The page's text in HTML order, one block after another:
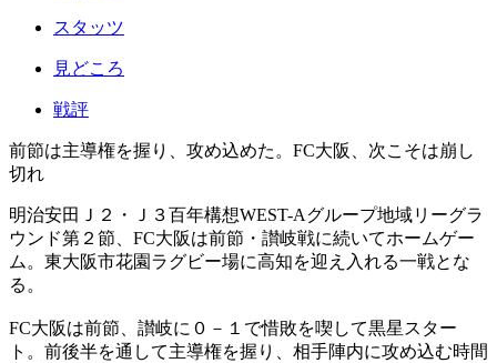
スタッツ
見どころ
戦評
前節は主導権を握り、攻め込めた。FC大阪、次こそは崩し
切れ
明治安田Ｊ２・Ｊ３百年構想WEST-Aグループ地域リーグラ
ウンド第２節、FC大阪は前節・讃岐戦に続いてホームゲー
ム。東大阪市花園ラグビー場に高知を迎え入れる一戦とな
る。
FC大阪は前節、讃岐に０－１で惜敗を喫して黒星スター
ト。前後半を通して主導権を握り、相手陣内に攻め込む時間